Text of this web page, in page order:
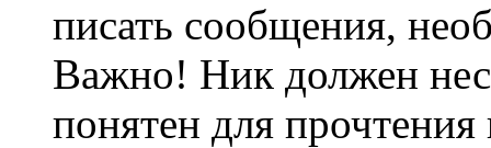
писать сообщения,
Важно! Ник должен
понятен для